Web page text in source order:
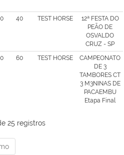
40 TEST HORSE
12ª FESTA DO
PEÃO DE
OSVALDO
CRUZ - SP
60 TEST HORSE
CAMPEONATO
DE 3
TAMBORES CT
3 M3NINAS DE
PACAEMBU
Etapa Final
25 registros